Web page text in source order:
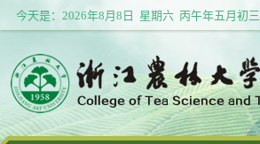
今天是： 2026年8月8日 星期六 丙午年五月初三